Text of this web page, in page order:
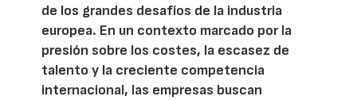
de los grandes desafíos de la industria
europea. En un contexto marcado por la
presión sobre los costes, la escasez de
talento y la creciente competencia
internacional, las empresas buscan